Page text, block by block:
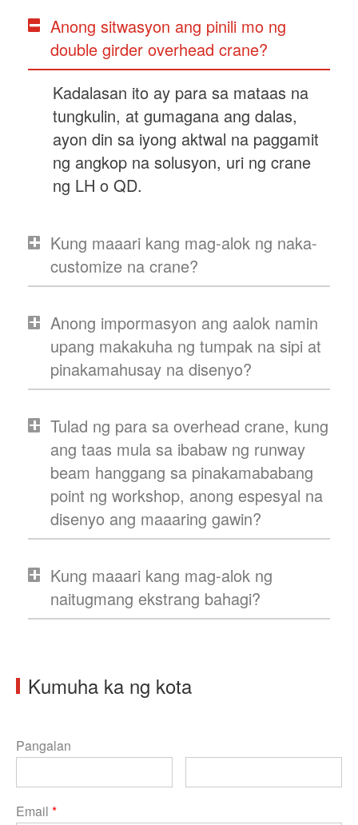
Anong sitwasyon ang pinili mo ng
double girder overhead crane?
Kadalasan ito ay para sa mataas na
tungkulin, at gumagana ang dalas,
ayon din sa iyong aktwal na paggamit
ng angkop na solusyon, uri ng crane
ng LH o QD.
Kung maaari kang mag-alok ng naka-
customize na crane?
Anong impormasyon ang aalok namin
upang makakuha ng tumpak na sipi at
pinakamahusay na disenyo?
Tulad ng para sa overhead crane, kung
ang taas mula sa ibabaw ng runway
beam hanggang sa pinakamababang
point ng workshop, anong espesyal na
disenyo ang maaaring gawin?
Kung maaari kang mag-alok ng
naitugmang ekstrang bahagi?
Kumuha ka ng kota
Pangalan
Email *